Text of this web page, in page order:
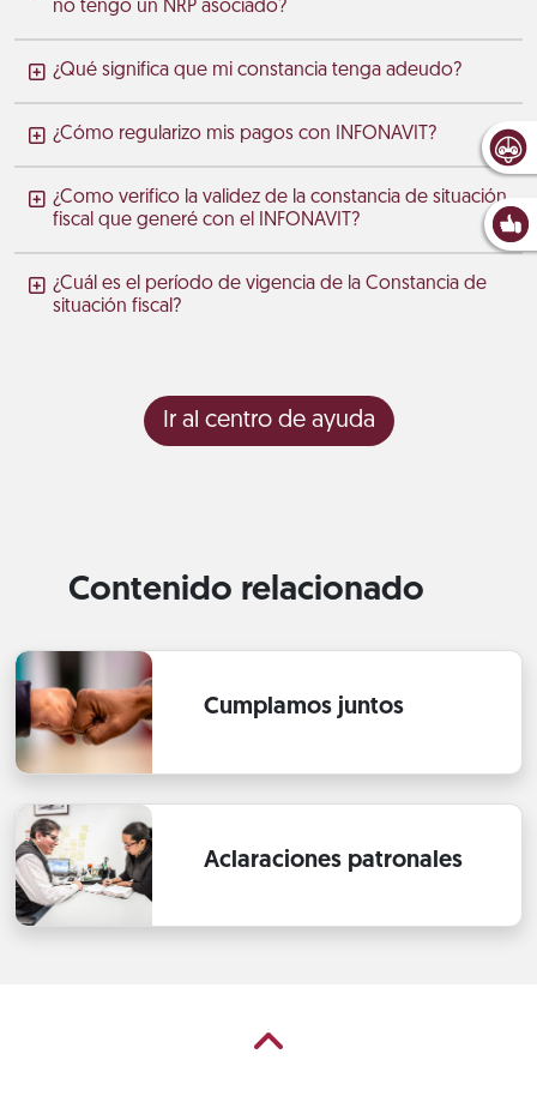
no tengo un NRP asociado?
¿Qué significa que mi constancia tenga adeudo?
¿Cómo regularizo mis pagos con INFONAVIT?
¿Como verifico la validez de la constancia de situación
fiscal que generé con el INFONAVIT?
¿Cuál es el período de vigencia de la Constancia de
situación fiscal?
Ir al centro de ayuda
Contenido relacionado
Cumplamos juntos
Aclaraciones patronales